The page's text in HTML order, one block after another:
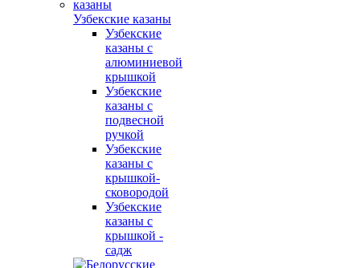
Узбекские казаны
Узбекские
казаны с
алюминиевой
крышкой
Узбекские
казаны с
подвесной
ручкой
Узбекские
казаны с
крышкой-
сковородой
Узбекские
казаны с
крышкой -
садж